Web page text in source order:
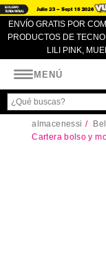
ENVÍO GRATIS POR
PRODUCTOS DE
LILI PINK,
MENÚ
almacenessi
Cartera bolso y